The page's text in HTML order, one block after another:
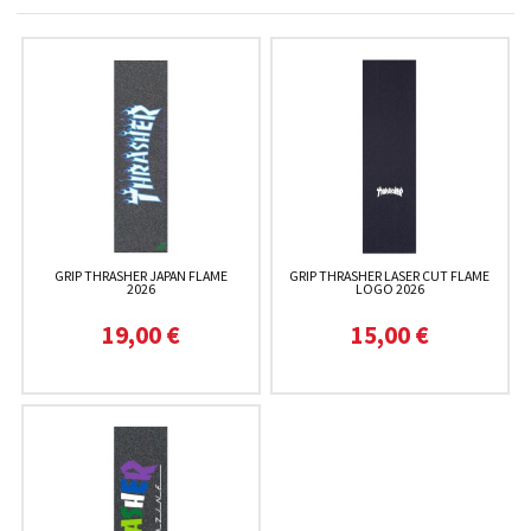
GRIP THRASHER JAPAN FLAME
2026
19,00 €
GRIP THRASHER LASER CUT FLAME
LOGO 2026
15,00 €